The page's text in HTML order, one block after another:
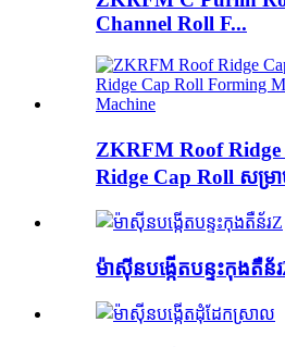
Channel Roll F...
ZKRFM Roof
Ridge Cap Roll សម្រ
ម៉ាស៊ីនបង្កើតបន្ទះកុងតឺន័